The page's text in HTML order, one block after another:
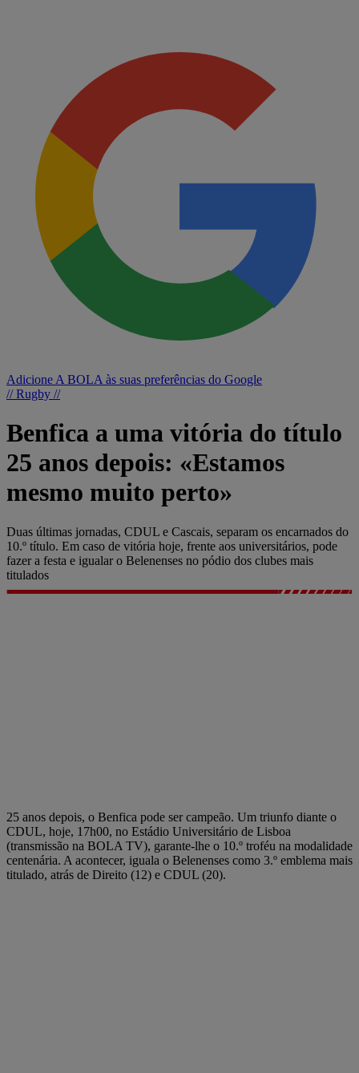
Adicione A BOLA às suas preferências do Google
// Rugby //
Benfica a uma vitória do título
25 anos depois: «Estamos
mesmo muito perto»
Duas últimas jornadas, CDUL e Cascais, separam os encarnados do
10.º título. Em caso de vitória hoje, frente aos universitários, pode
fazer a festa e igualar o Belenenses no pódio dos clubes mais
titulados
25 anos depois, o Benfica pode ser campeão. Um triunfo diante o
CDUL, hoje, 17h00, no Estádio Universitário de Lisboa
(transmissão na BOLA TV), garante-lhe o 10.º troféu na modalidade
centenária. A acontecer, iguala o Belenenses como 3.º emblema mais
titulado, atrás de Direito (12) e CDUL (20).